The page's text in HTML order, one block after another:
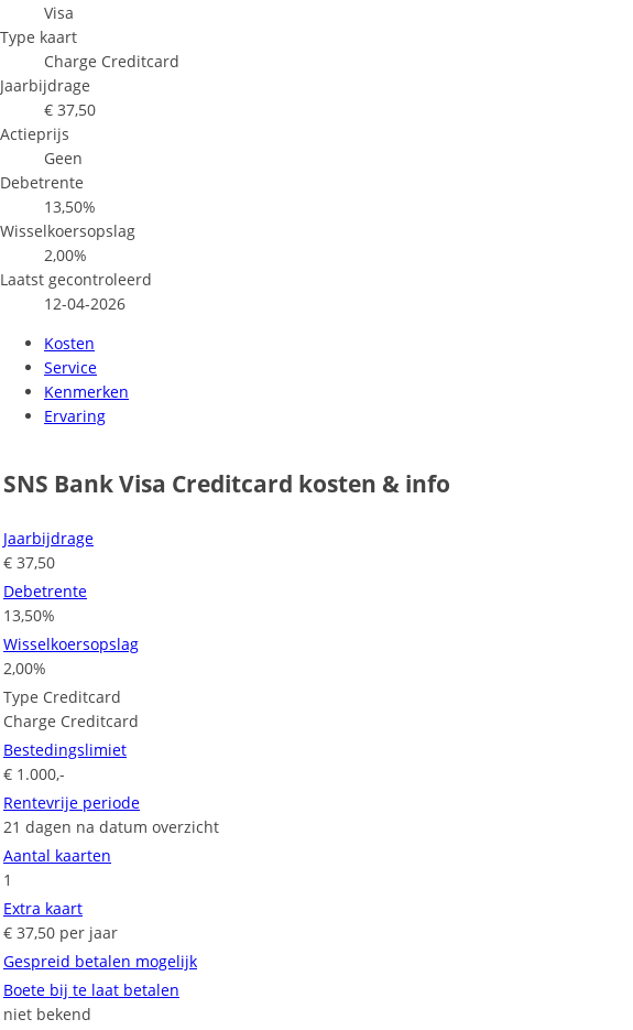
Visa
Type kaart
Charge Creditcard
Jaarbijdrage
€ 37,50
Actieprijs
Geen
Debetrente
13,50%
Wisselkoersopslag
2,00%
Laatst gecontroleerd
12-04-2026
Kosten
Service
Kenmerken
Ervaring
SNS Bank Visa Creditcard kosten & info
Jaarbijdrage
€ 37,50
Debetrente
13,50%
Wisselkoersopslag
2,00%
Type Creditcard
Charge Creditcard
Bestedingslimiet
€ 1.000,-
Rentevrije periode
21 dagen na datum overzicht
Aantal kaarten
1
Extra kaart
€ 37,50 per jaar
Gespreid betalen mogelijk
Boete bij te laat betalen
niet bekend